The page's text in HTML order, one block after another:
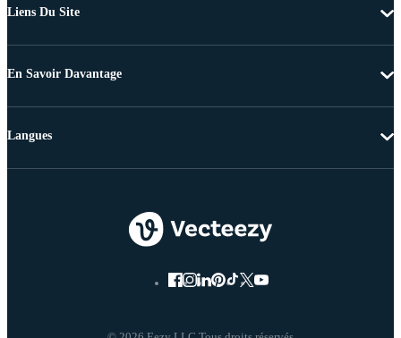
Liens Du Site
En Savoir Davantage
Langues